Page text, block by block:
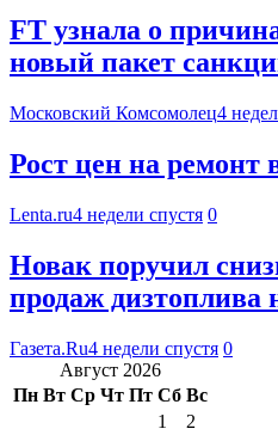
FT узнала о
новый пакет
Московский Комсомолец4
Рост цен на ремонт
Lenta.ru4 недели спустя 0
Новак поручил
продаж дизтоплива
Газета.Ru4 недели спустя 0
Август 2026
Пн Вт Ср Чт Пт Сб Вс
1
2